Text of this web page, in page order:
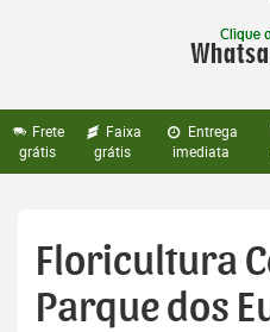
Frete
grátis
Faixa
grátis
Entrega
imediata
Floricultura
Parque dos